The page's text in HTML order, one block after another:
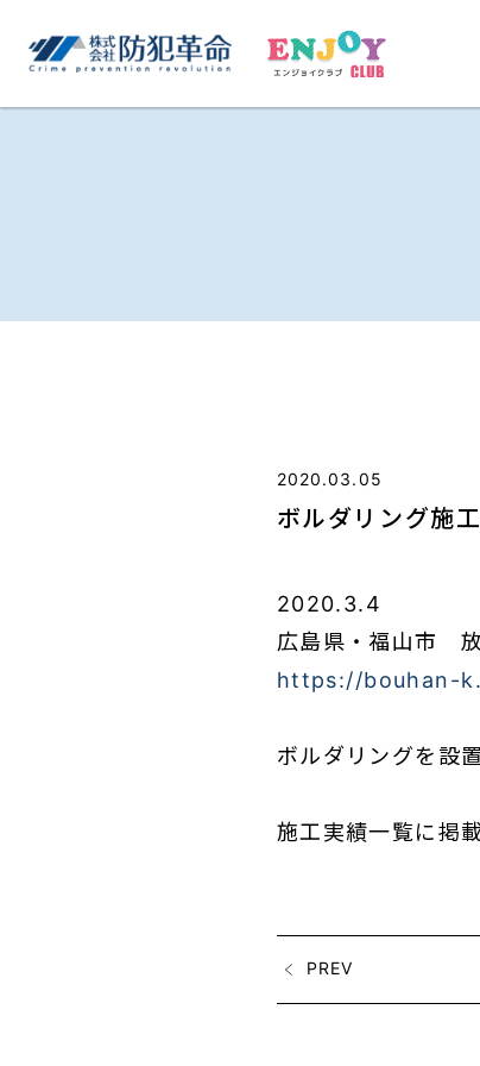
2020.03.05
ボルダリング施
2020.3.4
広島県・福山市
https://bouhan-
ボルダリングを設
施工実績一覧に掲
PREV